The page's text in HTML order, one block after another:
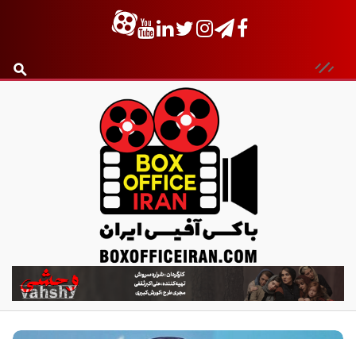
ب
ا
ک
س